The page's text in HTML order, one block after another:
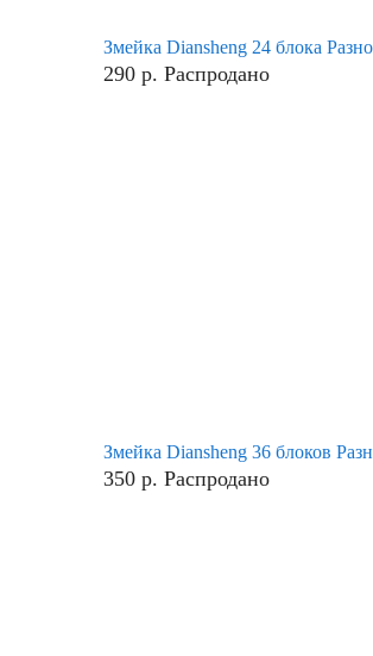
Змейка Diansheng 24 блока
290 р. Распродано
Змейка Diansheng 36 блоков
350 р. Распродано